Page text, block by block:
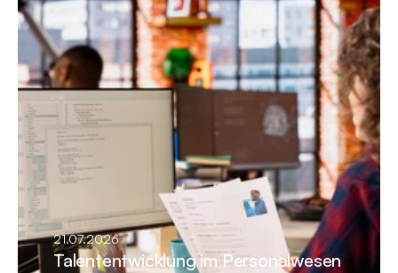
21.07.2026
Talententwicklung im Personalwesen